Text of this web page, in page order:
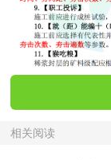
相关阅读